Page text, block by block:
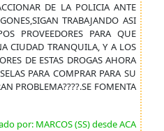
DE LA POLICIA ANTE
TRABAJANDO ASI
PROVEEDORES PARA QUE
CIUDAD TRANQUILA, Y A LOS
DE ESTAS DROGAS AHORA
PARA COMPRAR PARA SU
PROBLEMA????.SE FOMENTA
por: MARCOS (SS) desde ACA